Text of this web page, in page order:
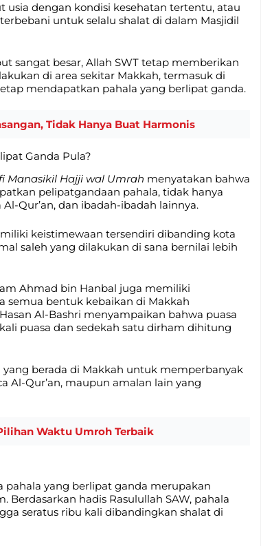
usia dengan kondisi kesehatan tertentu, atau
untuk selalu shalat di dalam Masjidil
sangat besar, Allah SWT tetap memberikan
di area sekitar Makkah, termasuk di
mendapatkan pahala yang berlipat ganda.
Tidak Hanya Buat Harmonis
Ganda Pula?
Manasikil Hajji wal Umrah menyatakan bahwa
pelipatgandaan pahala, tidak hanya
Qur’an, dan ibadah-ibadah lainnya.
keistimewaan tersendiri dibanding kota
saleh yang dilakukan di sana bernilai lebih
Ahmad bin Hanbal juga memiliki
semua bentuk kebaikan di Makkah
Al-Bashri menyampaikan bahwa puasa
puasa dan sedekah satu dirham dihitung
berada di Makkah untuk memperbanyak
Al-Qur’an, maupun amalan lain yang
Waktu Umroh Terbaik
pahala yang berlipat ganda merupakan
Berdasarkan hadis Rasulullah SAW, pahala
seratus ribu kali dibandingkan shalat di